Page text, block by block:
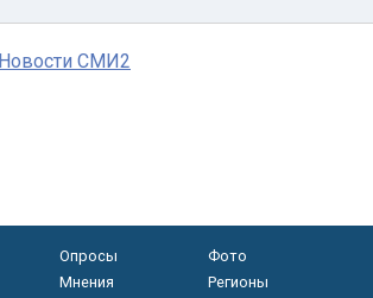
Новости СМИ2
Опросы
Фото
Мнения
Регионы